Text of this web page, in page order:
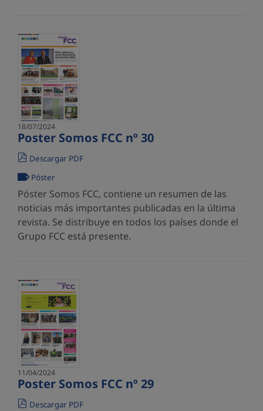
18/07/2024
Poster Somos FCC nº 30
Descargar PDF
Póster
Póster Somos FCC, contiene un resumen de las
noticias más importantes publicadas en la última
revista. Se distribuye en todos los países donde el
Grupo FCC está presente.
11/04/2024
Poster Somos FCC nº 29
Descargar PDF